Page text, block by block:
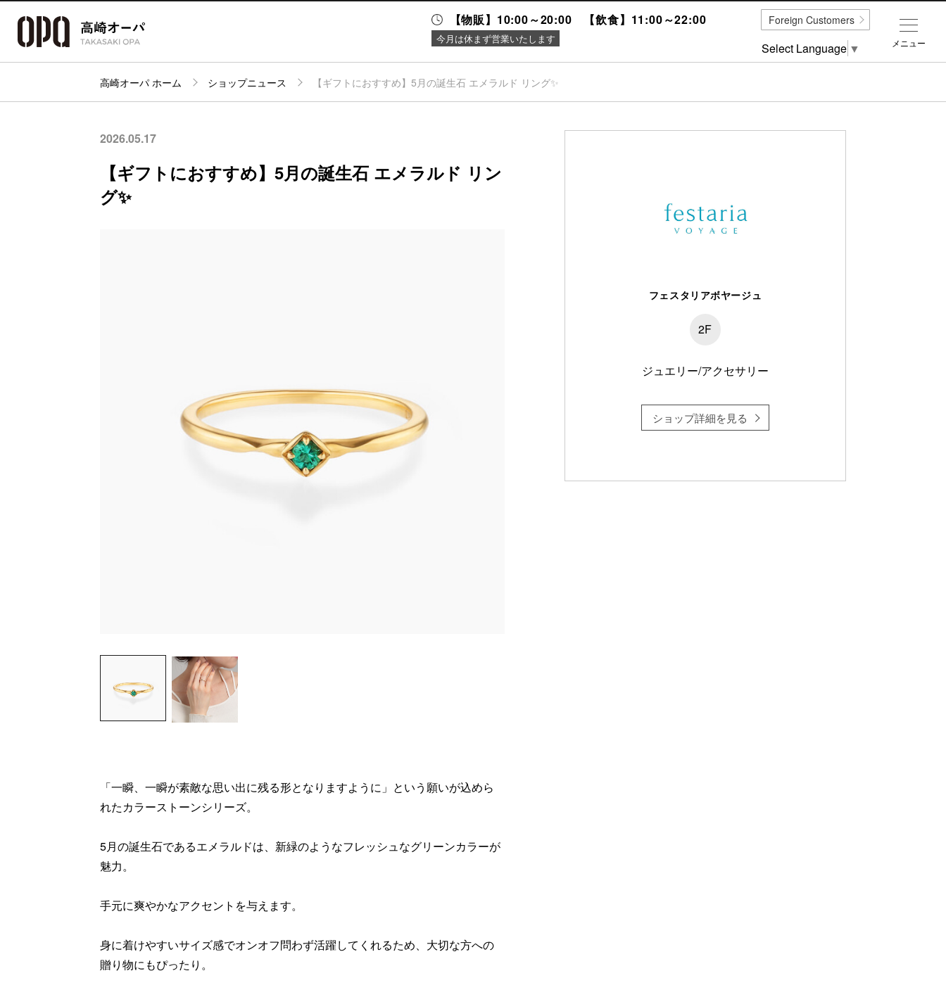
【物販】10:00～20:00 【飲食】11:00～22:00
今月は休まず営業いたします
パーキング
ニュース＆
イベント
高崎オーパ ホーム ショップニュース 【ギフトにおすすめ】5月の誕生石 エメラルド リング✨
2026.05.17
【ギフトにおすすめ】5月の誕生石 エメラルド リン
グ✨
「一瞬、一瞬が素敵な思い出に残る形となりますように」という願いが込めら
れたカラーストーンシリーズ。
5月の誕生石であるエメラルドは、新緑のようなフレッシュなグリーンカラーが
魅力。
手元に爽やかなアクセントを与えます。
身に着けやすいサイズ感でオンオフ問わず活躍してくれるため、大切な方への
贈り物にもぴったり。
フェスタリアボヤージュ
2F
ジュエリー/アクセサリー
ショップ詳細を見る
メニュー
Foreign Customers
Select Language ▼